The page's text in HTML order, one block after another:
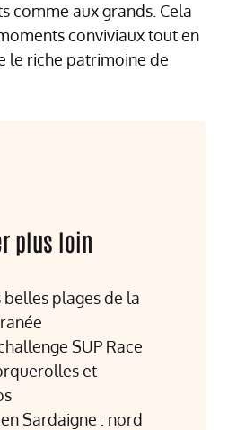
comme aux grands. Cela
conviviaux tout en
le riche patrimoine de
plus loin
belles plages de la
SUP Race
et
Sardaigne : nord